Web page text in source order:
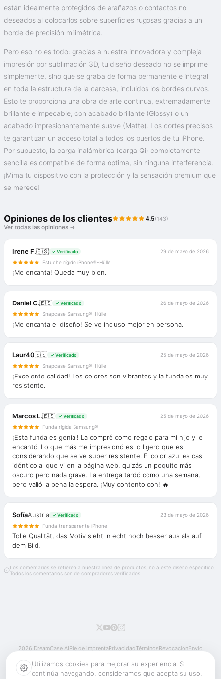
están idealmente protegidos de arañazos o contactos no
deseados al colocarlos sobre superficies rugosas gracias a un
borde de precisión milimétrica.
Pero eso no es todo: gracias a nuestra innovadora y compleja
impresión por sublimación 3D, tu diseño deseado no se imprime
simplemente, sino que se graba de forma permanente e integral
en toda la estructura de la carcasa, incluidos los bordes curvos.
Esto te proporciona una obra de arte continua, extremadamente
brillante e impecable, con acabado brillante (Glossy) o un
acabado impresionantemente suave (Matte). Los cortes precisos
te garantizan un acceso total a todos los puertos de tu iPhone.
Por supuesto, la carga inalámbrica (carga Qi) completamente
sencilla es compatible de forma óptima, sin ninguna interferencia.
¡Mima tu dispositivo con la protección y la sensación premium que
se merece!
Opiniones de los clientes 4.5(143)
Ver todas las opiniones →
Irene F.🇪🇸 ✓ Verificado
29 de mayo de 2026
Estuche rígido iPhone®-Hülle
¡Me encanta! Queda muy bien.
Daniel C.🇪🇸 ✓ Verificado
26 de mayo de 2026
Snapcase Samsung®-Hülle
¡Me encanta el diseño! Se ve incluso mejor en persona.
Laur40🇪🇸 ✓ Verificado
25 de mayo de 2026
Snapcase Samsung®-Hülle
¡Excelente calidad! Los colores son vibrantes y la funda es muy
resistente.
Marcos L.🇪🇸 ✓ Verificado
25 de mayo de 2026
Funda rígida Samsung®
¡Esta funda es genial! La compré como regalo para mi hijo y le
encantó. Lo que más me impresionó es lo ligero que es,
considerando que se ve super resistente. El color azul es casi
idéntico al que vi en la página web, quizás un poquito más
oscuro pero nada grave. La entrega tardó como una semana,
pero valió la pena la espera. ¡Muy contento con! 🔥
SofíaAustria ✓ Verificado
23 de mayo de 2026
Funda transparente iPhone
Tolle Qualität, das Motiv sieht in echt noch besser aus als auf
dem Bild.
Los comentarios se refieren a nuestra línea de productos, no a este diseño específico.
Todos los comentarios son de compradores verificados.
2026 DreamCase AIPie de imprentaPrivacidadTérminosRevocaciónEnvío
Utilizamos cookies para mejorar su experiencia. Si
continúa navegando, consideramos que acepta su uso.